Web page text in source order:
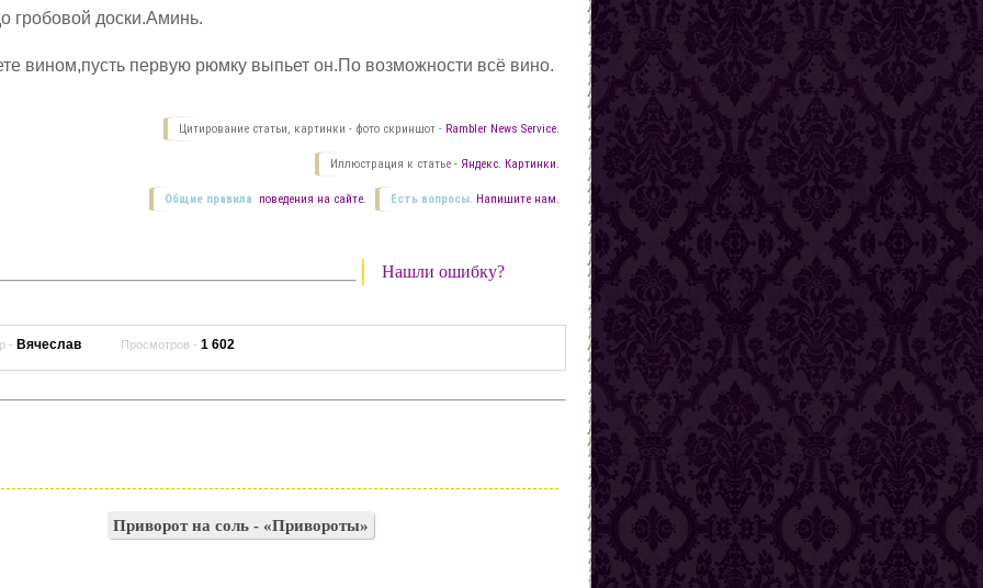
гробовой доски.Аминь.
вином,пусть первую рюмку выпьет он.По возможности всё вино.
Цитирование статьи, картинки - фото скриншот - Rambler News Service.
Иллюстрация к статье - Яндекс. Картинки.
Есть вопросы. Напишите нам.
Общие правила поведения на сайте.
Нашли ошибку?
- Вячеслав Просмотров -1 602
Приворот на соль - «Привороты»